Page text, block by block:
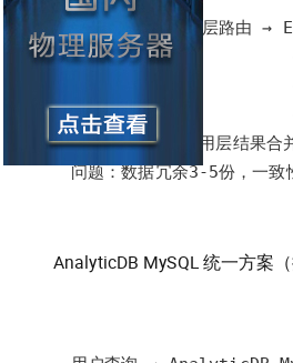
问题：数据冗余3-5份，一致
AnalyticDB MySQL 统一方案（